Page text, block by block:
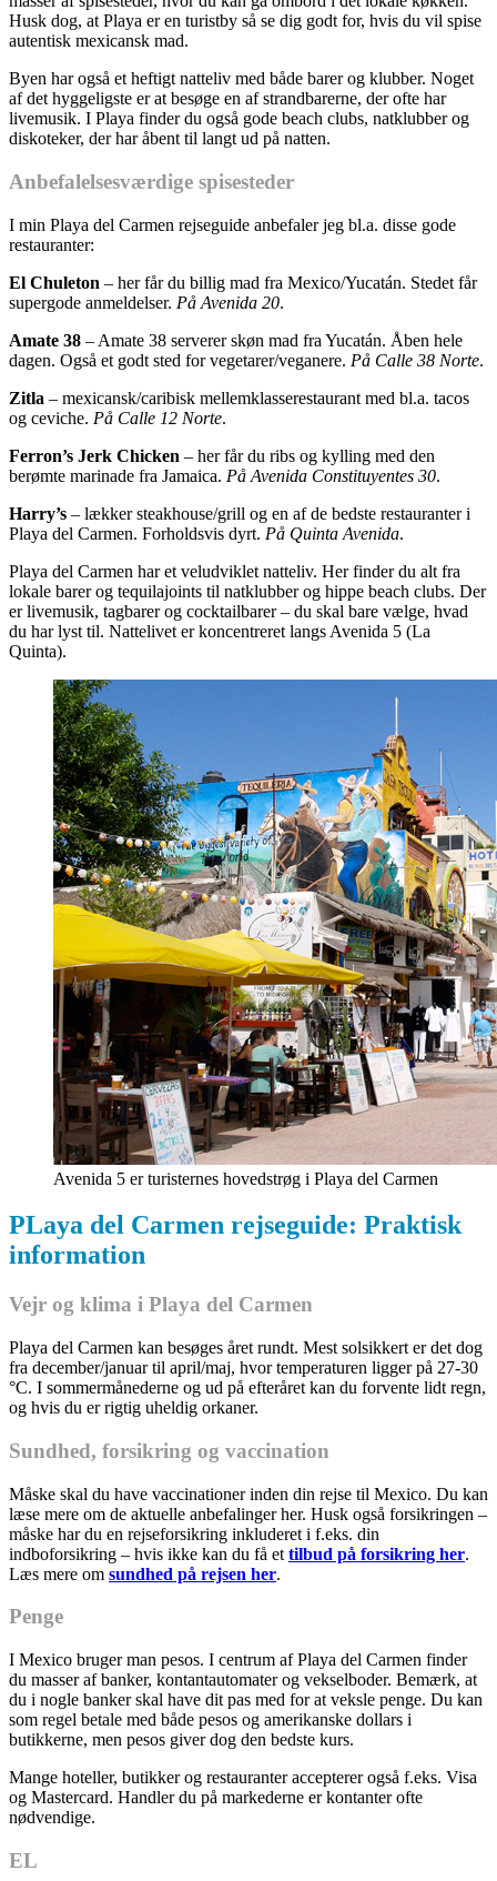
Husk dog, at Playa er en turistby så se dig godt for, hvis du vil spise
autentisk mexicansk mad.
Byen har også et heftigt natteliv med både barer og klubber. Noget
af det hyggeligste er at besøge en af strandbarerne, der ofte har
livemusik. I Playa finder du også gode beach clubs, natklubber og
diskoteker, der har åbent til langt ud på natten.
Anbefalelsesværdige spisesteder
I min Playa del Carmen rejseguide anbefaler jeg bl.a. disse gode
restauranter:
El Chuleton – her får du billig mad fra Mexico/Yucatán. Stedet får
supergode anmeldelser. På Avenida 20.
Amate 38 – Amate 38 serverer skøn mad fra Yucatán. Åben hele
dagen. Også et godt sted for vegetarer/veganere. På Calle 38 Norte.
Zitla – mexicansk/caribisk mellemklasserestaurant med bl.a. tacos
og ceviche. På Calle 12 Norte.
Ferron’s Jerk Chicken – her får du ribs og kylling med den
berømte marinade fra Jamaica. På Avenida Constituyentes 30.
Harry’s – lækker steakhouse/grill og en af de bedste restauranter i
Playa del Carmen. Forholdsvis dyrt. På Quinta Avenida.
Playa del Carmen har et veludviklet natteliv. Her finder du alt fra
lokale barer og tequilajoints til natklubber og hippe beach clubs. Der
er livemusik, tagbarer og cocktailbarer – du skal bare vælge, hvad
du har lyst til. Nattelivet er koncentreret langs Avenida 5 (La
Quinta).
Avenida 5 er turisternes hovedstrøg i Playa del Carmen
PLaya del Carmen rejseguide: Praktisk
information
Vejr og klima i Playa del Carmen
Playa del Carmen kan besøges året rundt. Mest solsikkert er det dog
fra december/januar til april/maj, hvor temperaturen ligger på 27-30
°C. I sommermånederne og ud på efteråret kan du forvente lidt regn,
og hvis du er rigtig uheldig orkaner.
Sundhed, forsikring og vaccination
Måske skal du have vaccinationer inden din rejse til Mexico. Du kan
læse mere om de aktuelle anbefalinger her. Husk også forsikringen –
måske har du en rejseforsikring inkluderet i f.eks. din
indboforsikring – hvis ikke kan du få et tilbud på forsikring her.
Læs mere om sundhed på rejsen her.
Penge
I Mexico bruger man pesos. I centrum af Playa del Carmen finder
du masser af banker, kontantautomater og vekselboder. Bemærk, at
du i nogle banker skal have dit pas med for at veksle penge. Du kan
som regel betale med både pesos og amerikanske dollars i
butikkerne, men pesos giver dog den bedste kurs.
Mange hoteller, butikker og restauranter accepterer også f.eks. Visa
og Mastercard. Handler du på markederne er kontanter ofte
nødvendige.
EL